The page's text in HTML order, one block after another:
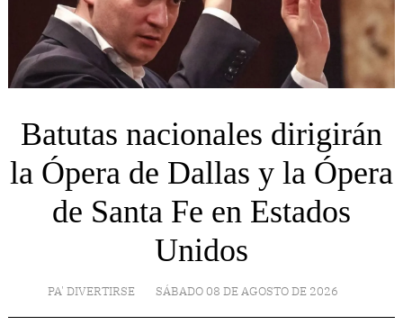
Batutas nacionales dirigirán
la Ópera de Dallas y la Ópera
de Santa Fe en Estados
Unidos
PA' DIVERTIRSE SÁBADO 08 DE AGOSTO DE 2026